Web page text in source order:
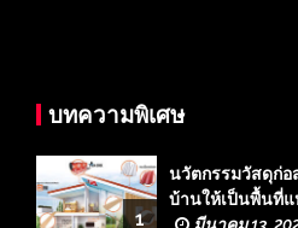
บทความพิเศษ
1
นวัตกรรมวัสดุก่อ
บ้านให้เป็นพื้นที่
มีนาคม 13,